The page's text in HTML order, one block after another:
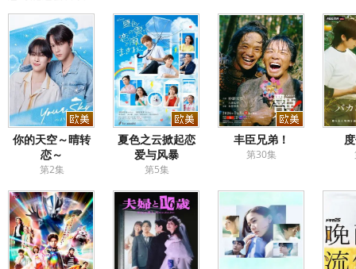
你的天空～晴转
恋～
第2集
夏色之云掀起恋
爱与风暴
第5集
丰臣兄弟！
第30集